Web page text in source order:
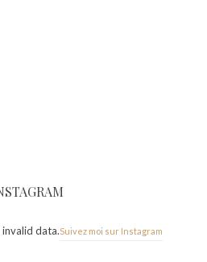
data.Suivez moi sur Instagram